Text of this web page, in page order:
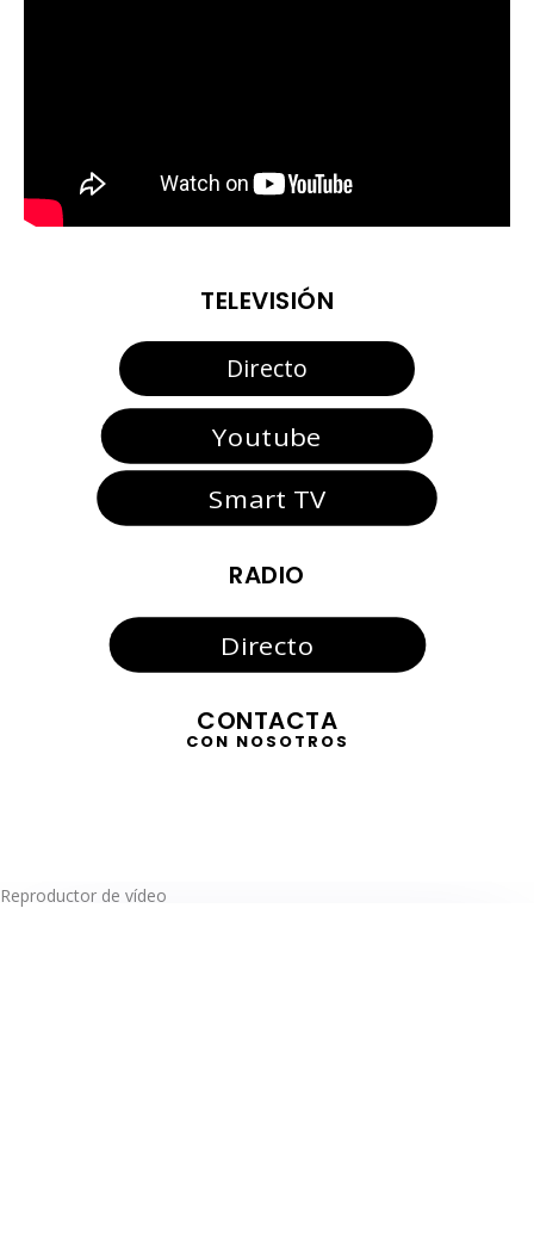
TELEVISIÓN
Directo
Youtube
Smart TV
RADIO
Directo
CONTACTA
CON NOSOTROS
Reproductor de vídeo